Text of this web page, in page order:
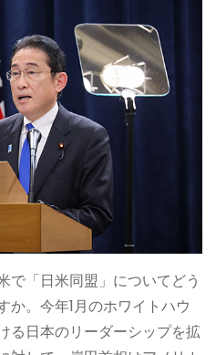
で「日米同盟」についてどう
か。今年1月のホワイトハウ
る日本のリーダーシップを拡